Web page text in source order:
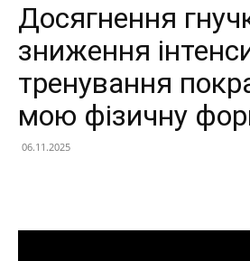
Досягнення
зниження
тренування
мою фізичну
06.11.2025